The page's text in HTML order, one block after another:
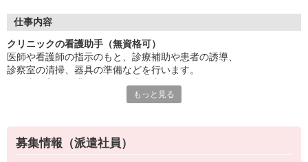
・専門知識は必要ありません
看護師のサポートはやりがい満点。
チーム医療の一員として活躍できます。
新しいキャリアをスタートしませんか？
まずは面接でお気軽にお話しましょう！
仕事内容
クリニックの看護助手（無資格可）
医師や看護師の指示のもと、診療補助や患者の誘導、
診察室の清掃、器具の準備などを行います。
医療現場での基本的なルールは
随時研修にて学んでいただけます！
もっと見る
募集情報（派遣社員）